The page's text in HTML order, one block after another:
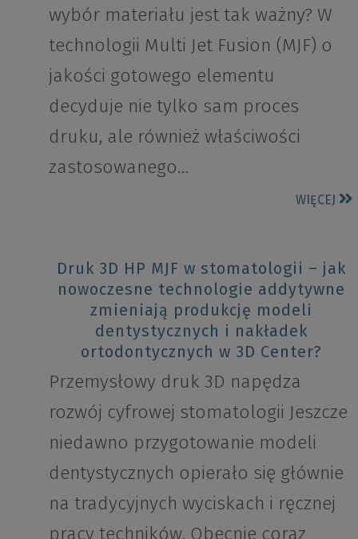
wybór materiału jest tak ważny? W
technologii Multi Jet Fusion (MJF) o
jakości gotowego elementu
decyduje nie tylko sam proces
druku, ale również właściwości
zastosowanego…
WIĘCEJ
Druk 3D HP MJF w stomatologii – jak
nowoczesne technologie addytywne
zmieniają produkcję modeli
dentystycznych i nakładek
ortodontycznych w 3D Center?
Przemysłowy druk 3D napędza
rozwój cyfrowej stomatologii Jeszcze
niedawno przygotowanie modeli
dentystycznych opierało się głównie
na tradycyjnych wyciskach i ręcznej
pracy techników. Obecnie coraz